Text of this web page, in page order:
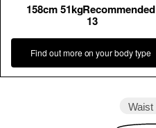
158cm 51kgRecommended
13
Find out more on your body type
Waist